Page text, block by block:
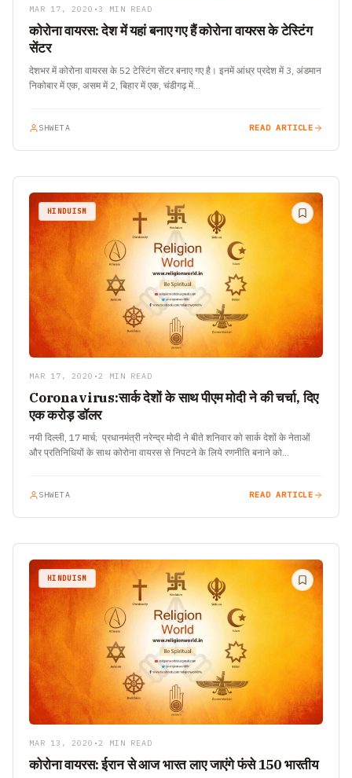
MAR 17, 2020 • 3 MIN READ
कोरोना वायरस: देश में यहां बनाए गए हैं कोरोना वायरस के टेस्टिंग
सेंटर
देशभर में कोरोना वायरस के 52 टेस्टिंग सेंटर बनाए गए है। इनमें आंध्र प्रदेश में 3, अंडमान
निकोबार में एक, असम में 2, बिहार में एक, चंडीगढ़ में…
SHWETA READ ARTICLE
HINDUISM
MAR 17, 2020 •2 MIN READ
Coronavirus:सार्क देशों के साथ पीएम मोदी ने की चर्चा, दिए
एक करोड़ डॉलर
नयी दिल्ली, 17 मार्च; प्रधानमंत्री नरेन्द्र मोदी ने बीते शनिवार को सार्क देशों के नेताओं
और प्रतिनिधियों के साथ कोरोना वायरस से निपटने के लिये रणनीति बनाने को…
SHWETA READ ARTICLE
HINDUISM
MAR 13, 2020 •2 MIN READ
कोरोना वायरस: ईरान से आज भारत लाए जाएंगे फंसे 150 भारतीय